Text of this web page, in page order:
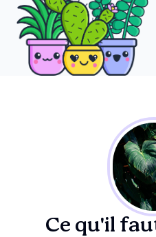
Ce qu'il